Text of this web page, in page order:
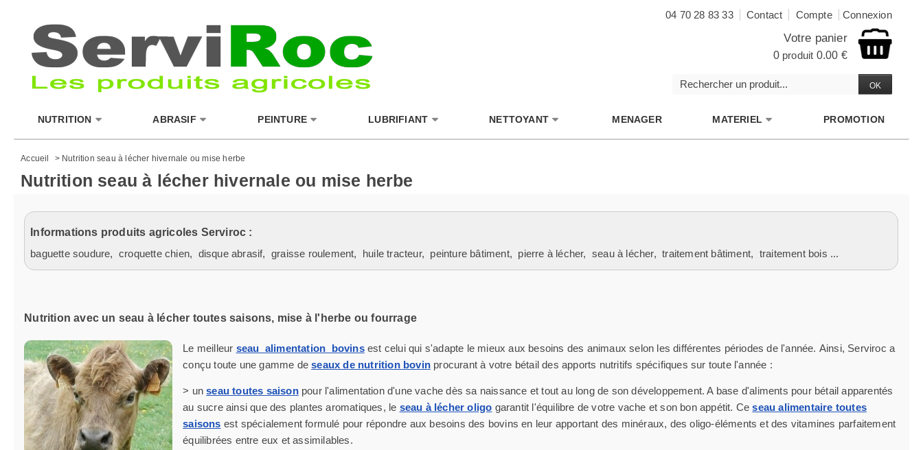
04 70 28 83 33 Contact Compte Connexion
Votre panier
0produit 0.00 €
NUTRITION ABRASIF PEINTURE LUBRIFIANT NETTOYANT MENAGER MATERIEL PROMOTION
Accueil > Nutrition seau à lécher hivernale ou mise herbe
Nutrition seau à lécher hivernale ou mise herbe
Informations produits agricoles Serviroc :
baguette soudure, croquette chien, disque abrasif, graisse roulement, huile tracteur, peinture bâtiment, pierre à lécher,seau à lécher,traitement bâtiment, traitement bois ...
Nutrition avec un seau à lécher toutes saisons, mise à l'herbe ou fourrage
Le meilleur seau alimentation bovinsest celui qui s'adapte le mieux aux besoins des animaux selon les différentes périodes de l'année. Ainsi, Serviroc a
conçu toute une gamme deseaux de nutrition bovinprocurant à votre bétail des apports nutritifs spécifiques sur toute l'année :
> unseau toutes saisonpour l'alimentation d'une vache dès sa naissance et tout au long de son développement. A base d'aliments pour bétail apparentés
au sucre ainsi que des plantes aromatiques, le seau à lécher oligo garantit l'équilibre de votre vache et son bon appétit. Ceseau alimentaire toutes
saisons est spécialement formulé pour répondre aux besoins des bovins en leur apportant des minéraux, des oligo-éléments et des vitamines parfaitement
équilibrées entre eux et assimilables.